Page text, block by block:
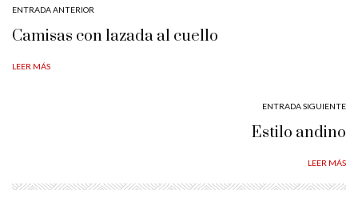
ENTRADA ANTERIOR
Camisas con lazada al cuello
LEER MÁS
ENTRADA SIGUIENTE
Estilo andino
LEER MÁS